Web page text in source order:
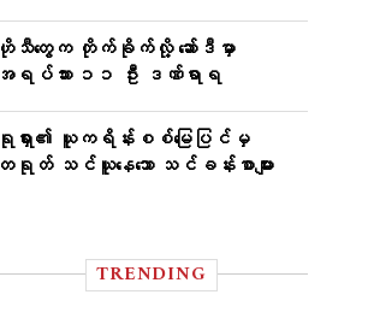
ဟိုသီတွေက တိုက်ခိုက်လို့ ဆော်ဒီမှာ
အရပ်သား ၁၁ ဦး ဒဏ်ရာရ
ရုရှား၏ ယူကရိန်းစစ်မြေပြင်မှ
တရုတ် သင်ယူနေသော သင်ခန်းစာများ
TRENDING